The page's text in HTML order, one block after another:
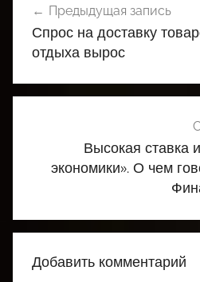
по
записям
Предыдущая запись
Спрос на доставку
отдыха вырос
Высокая ставка
экономики». О чем
Добавить комментарий